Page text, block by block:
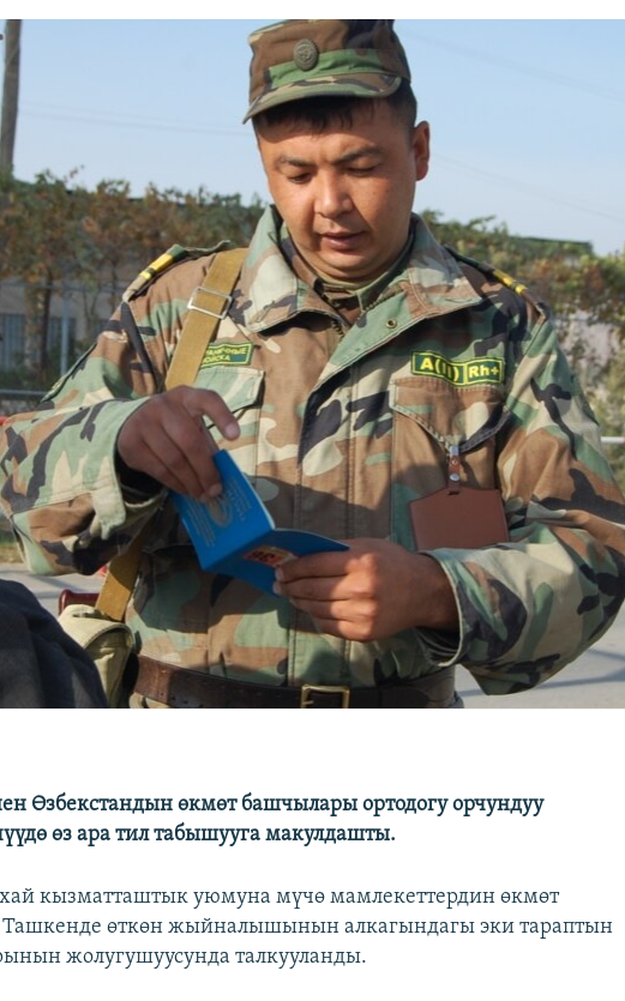
Өзбекстандын өкмөт башчылары ортодогу орчундуу
өз ара тил табышууга макулдашты.
кызматташтык уюмуна мүчө мамлекеттердин өкмөт
өткөн жыйналышынын алкагындагы эки тараптын
жолугушуусунда талкууланды.